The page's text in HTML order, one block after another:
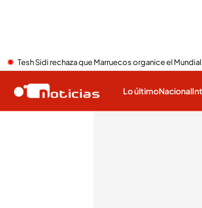
Tesh Sidi rechaza que Marruecos organice el
Lo últimoNacional